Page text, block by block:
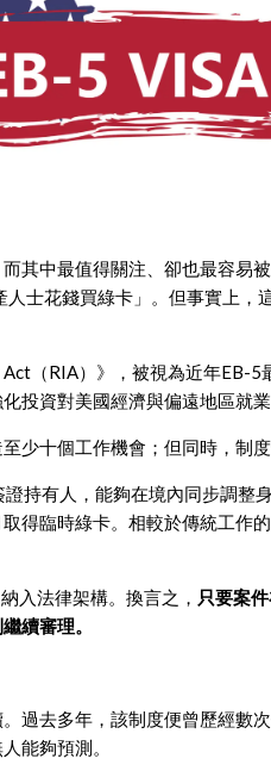
其中最值得關注、卻也最容易
士花錢買綠卡」。但事實上，
（RIA）》，被視為近年EB-5
投資對美國經濟與偏遠地區就業
少十個工作機會；但同時，制
持有人，能夠在境內同步調整
得臨時綠卡。相較於傳統工作
納入法律架構。換言之， 只要案
續審理。
過去多年，該制度便曾歷經數
能夠預測。